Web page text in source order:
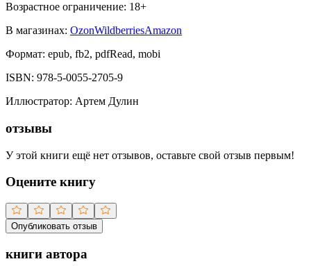
Возрастное ограничение: 18+
В магазинах: OzonWildberriesAmazon
Формат: epub, fb2, pdfRead, mobi
ISBN: 978-5-0055-2705-9
Иллюстратор: Артем Дулин
отзывы
У этой книги ещё нет отзывов, оставьте свой отзыв первым!
Оцените книгу
Опубликовать отзыв
книги автора